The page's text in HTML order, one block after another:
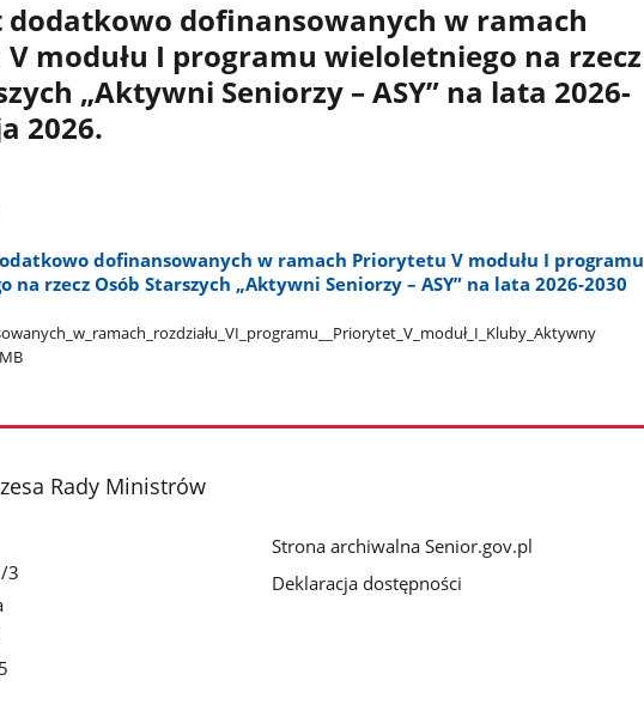
dodatkowo dofinansowanych w ramach
modułu I programu wieloletniego na rzecz
„Aktywni Seniorzy – ASY” na lata 2026-
2026.
dofinansowanych w ramach Priorytetu V modułu I programu
na rzecz Osób Starszych „Aktywni Seniorzy – ASY” na lata 2026-2030
Rady Ministrów
3
Strona archiwalna Senior.gov.pl
Deklaracja dostępności